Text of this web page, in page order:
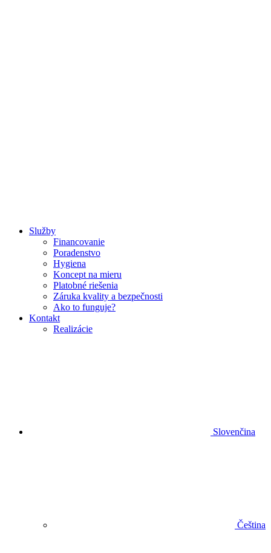
Služby
Financovanie
Poradenstvo
Hygiena
Koncept na mieru
Platobné riešenia
Záruka kvality a bezpečnosti
Ako to funguje?
Kontakt
Realizácie
Slovenčina
Čeština